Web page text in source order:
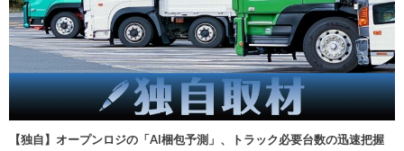
【独自】オープンロジの「AI梱包予測」、トラック必要台数の迅速把握